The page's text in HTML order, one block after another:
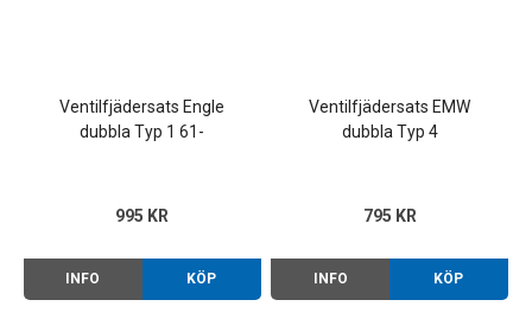
Ventilfjädersats Engle
dubbla Typ 1 61-
995 KR
INFO KÖP
Ventilfjädersats EMW
dubbla Typ 4
795 KR
INFO KÖP